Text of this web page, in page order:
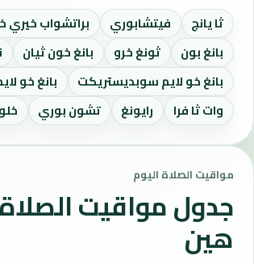
ثا يانج فيتشابوري براتشواب خيري
بانغ بون
ثونغ خرو بانغ خون ثيان
بانغ خو لايم سوبديستريكت
بانغ خو
وات ثا فرا
رايونغ تشون بوري
مواقيت الصلاة اليوم
هين